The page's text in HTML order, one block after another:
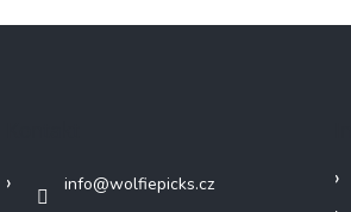
info@wolfiepicks.cz